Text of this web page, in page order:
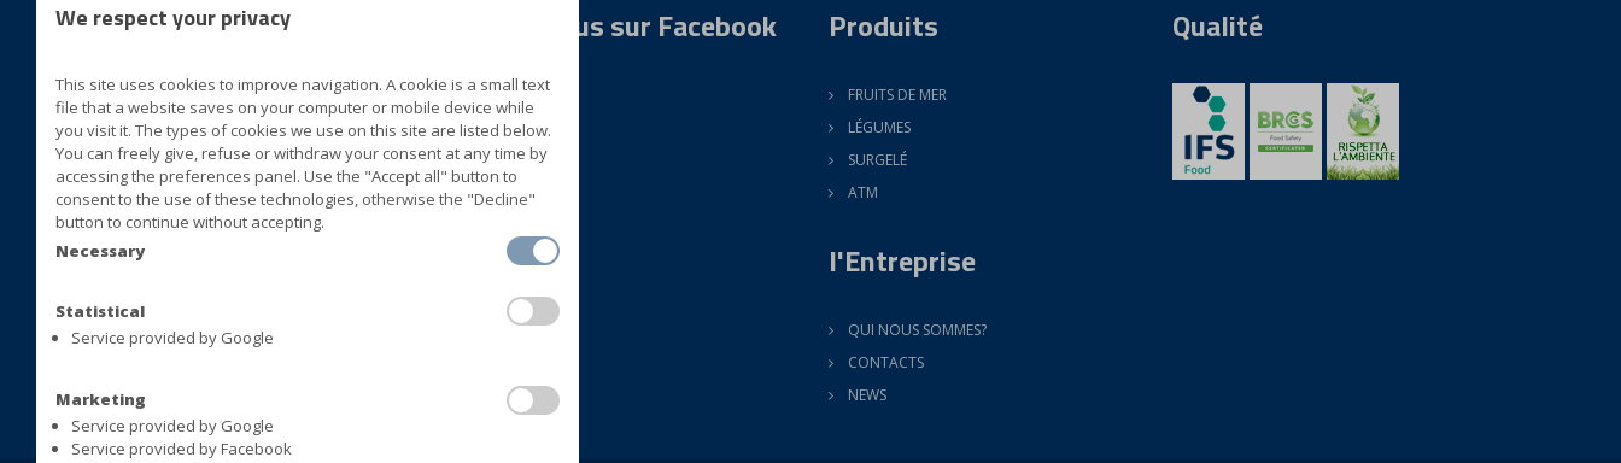
BLUVER specialità alimentari
Cda San Marco II Zona ASI
72015 Fasano (Brindisi) Italia
+39 080 4413063
info@bluversas.com
suis nous sur Facebook Produits
FRUITS DE MER
LÉGUMES
SURGELÉ
ATM
l'Entreprise
QUI NOUS SOMMES?
CONTACTS
NEWS
Qualité
We respect your privacy
This site uses cookies to improve navigation. A cookie is a small text
file that a website saves on your computer or mobile device while
you visit it. The types of cookies we use on this site are listed below.
You can freely give, refuse or withdraw your consent at any time by
accessing the preferences panel. Use the "Accept all" button to
consent to the use of these technologies, otherwise the "Decline"
button to continue without accepting.
Necessary
Statistical
Service provided by Google
Marketing
Service provided by Google
Service provided by Facebook